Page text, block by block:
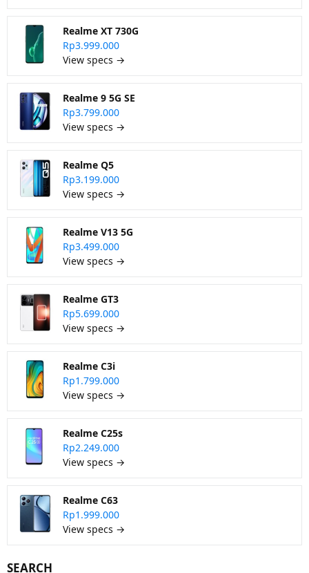
Realme XT 730G
Rp3.999.000
View specs →
Realme 9 5G SE
Rp3.799.000
View specs →
Realme Q5
Rp3.199.000
View specs →
Realme V13 5G
Rp3.499.000
View specs →
Realme GT3
Rp5.699.000
View specs →
Realme C3i
Rp1.799.000
View specs →
Realme C25s
Rp2.249.000
View specs →
Realme C63
Rp1.999.000
View specs →
SEARCH